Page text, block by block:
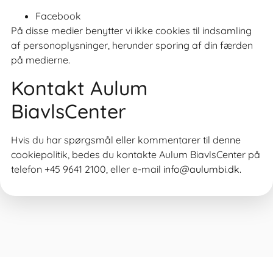
Facebook
På disse medier benytter vi ikke cookies til indsamling
af personoplysninger, herunder sporing af din færden
på medierne.
Kontakt Aulum
BiavlsCenter
Hvis du har spørgsmål eller kommentarer til denne
cookiepolitik, bedes du kontakte Aulum BiavlsCenter på
telefon +45 9641 2100, eller e-mail info@aulumbi.dk.